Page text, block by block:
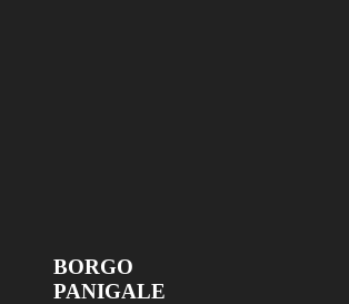
BORGO
PANIGALE